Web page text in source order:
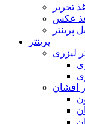
تحریر
عکس
پرینتر
پرینتر
لیزری
افشان